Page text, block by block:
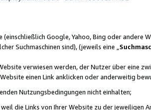
Google, Yahoo, Bing oder
Suchmaschinen sind), (jeweils eine „
verwiesen werden, der Nutzer über eine
einen Link anklicken oder anderweitig
Nutzungsbedingungen nicht einhalten;
die Links von Ihrer Website zu der jeweiligen